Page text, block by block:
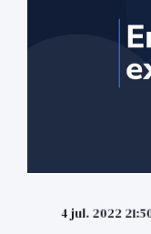
4 jul. 2022